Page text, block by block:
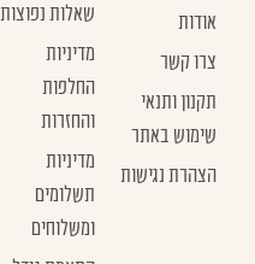
אודות
צרו קשר
תקנון ותנאי
שימוש באתר
הצהרת נגישות
שאלות נפוצות
מדיניות
החלפות
והחזרות
מדיניות
תשלומים
ומשלוחים